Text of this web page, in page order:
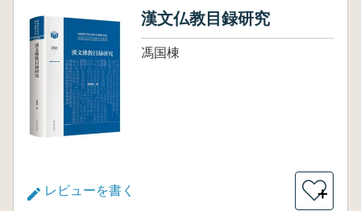
漢文仏教目録研究
馮国棟
レビューを書く ＋